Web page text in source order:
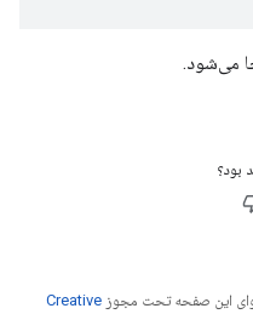
می‌شود.
بود؟
این صفحه تحت مجوز Creative